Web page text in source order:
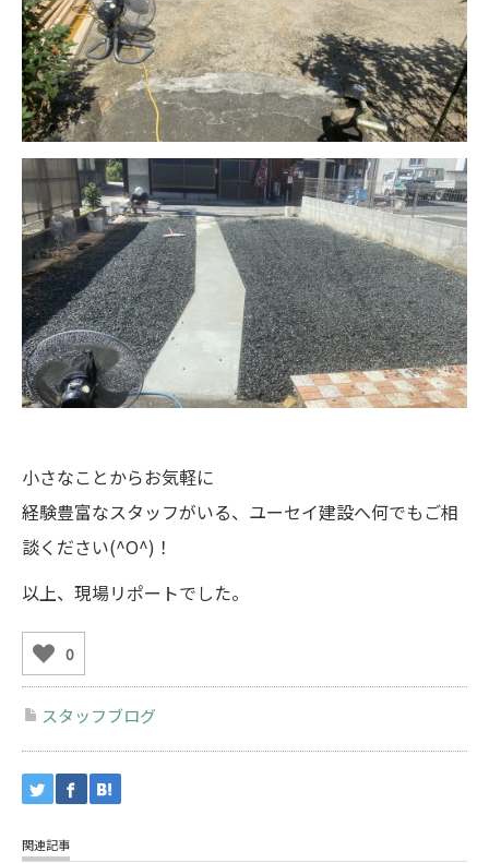
小さなことからお気軽に
経験豊富なスタッフがいる、ユーセイ建設へ何でもご相
談ください(^O^)！
以上、現場リポートでした。
0
スタッフブログ
関連記事